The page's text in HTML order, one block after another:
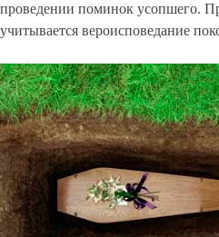
проведении поминок усопшего.
учитывается вероисповедание